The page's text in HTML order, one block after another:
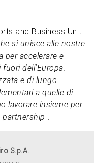
and Business Unit
si unisce alle nostre
per accelerare e
dell'Europa.
e di lungo
a quelle di
lavorare insieme per
".
S.p.A.